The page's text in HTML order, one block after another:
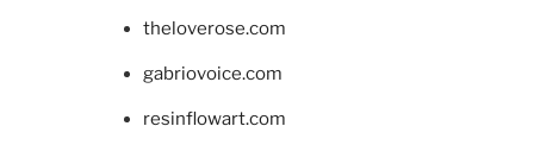
theloverose.com
gabriovoice.com
resinflowart.com